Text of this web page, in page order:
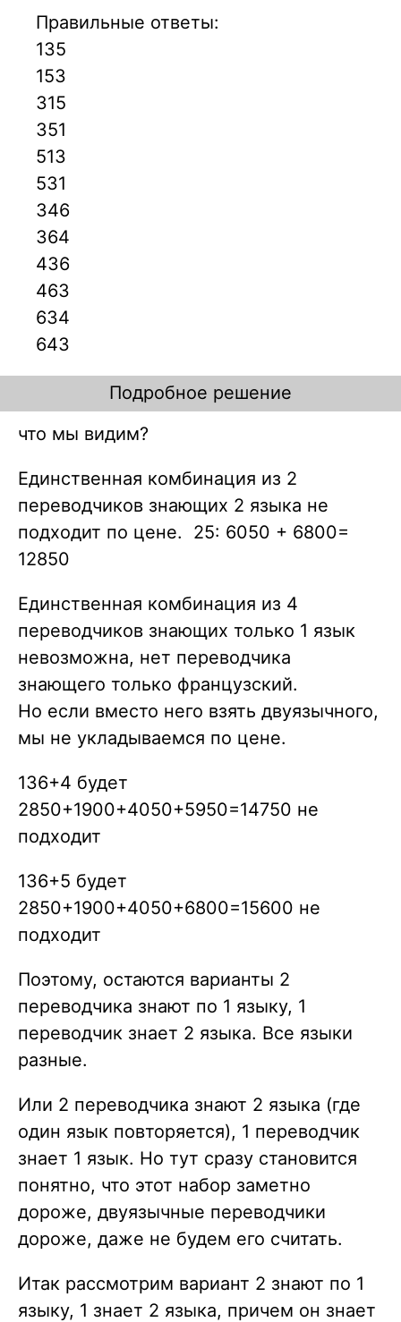
Правильные ответы:
135
153
315
351
513
531
346
364
436
463
634
643
Подробное решение
что мы видим?
Единственная комбинация из 2
переводчиков знающих 2 языка не
подходит по цене. 25: 6050 + 6800=
12850
Единственная комбинация из 4
переводчиков знающих только 1 язык
невозможна, нет переводчика
знающего только французский.
Но если вместо него взять двуязычного,
мы не укладываемся по цене.
136+4 будет
2850+1900+4050+5950=14750 не
подходит
136+5 будет
2850+1900+4050+6800=15600 не
подходит
Поэтому, остаются варианты 2
переводчика знают по 1 языку, 1
переводчик знает 2 языка. Все языки
разные.
Или 2 переводчика знают 2 языка (где
один язык повторяется), 1 переводчик
знает 1 язык. Но тут сразу становится
понятно, что этот набор заметно
дороже, двуязычные переводчики
дороже, даже не будем его считать.
Итак рассмотрим вариант 2 знают по 1
языку, 1 знает 2 языка, причем он знает